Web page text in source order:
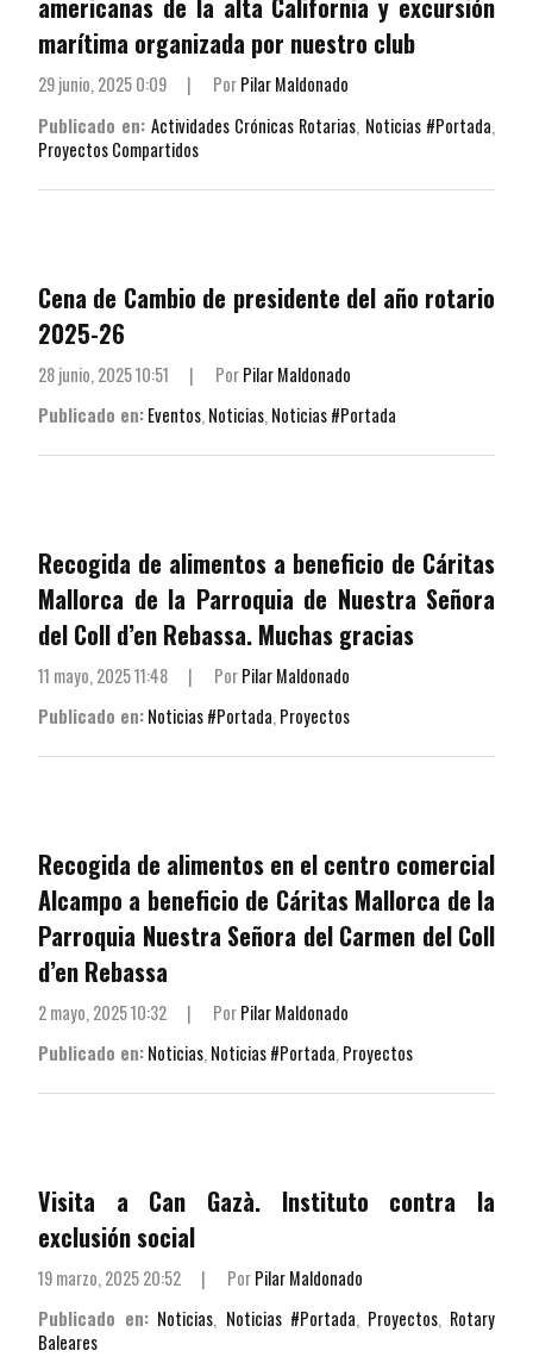
americanas de la alta California y excursión
marítima organizada por nuestro club
29 junio, 2025 0:09 | PorPilar Maldonado
Publicado en: Actividades Crónicas Rotarias, Noticias #Portada,
Proyectos Compartidos
Cena de Cambio de presidente del año rotario
2025-26
28 junio, 2025 10:51 | PorPilar Maldonado
Publicado en:Eventos, Noticias, Noticias #Portada
Recogida de alimentos a beneficio de Cáritas
Mallorca de la Parroquia de Nuestra Señora
del Coll d’en Rebassa. Muchas gracias
11 mayo, 2025 11:48 | PorPilar Maldonado
Publicado en:Noticias #Portada, Proyectos
Recogida de alimentos en el centro comercial
Alcampo a beneficio de Cáritas Mallorca de la
Parroquia Nuestra Señora del Carmen del Coll
d’en Rebassa
2 mayo, 2025 10:32 | PorPilar Maldonado
Publicado en:Noticias,Noticias #Portada,Proyectos
Visita a Can Gazà. Instituto contra la
exclusión social
19 marzo, 2025 20:52 | PorPilar Maldonado
Publicado en: Noticias, Noticias #Portada, Proyectos, Rotary
Baleares